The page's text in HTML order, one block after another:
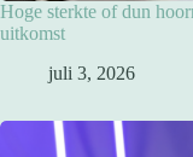
Hoge sterkte of dun
uitkomst
juli 3, 2026